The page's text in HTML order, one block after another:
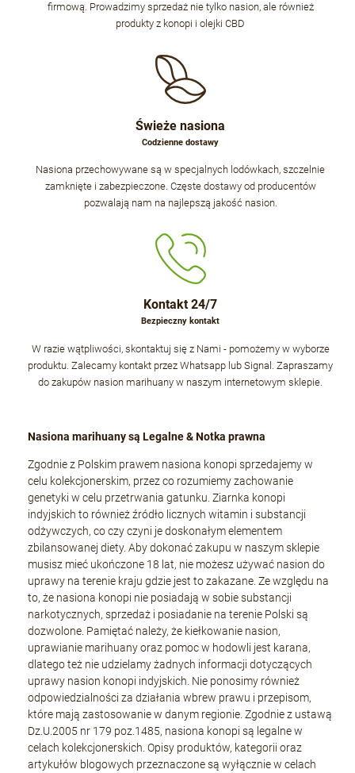
firmową. Prowadzimy sprzedaż nie tylko nasion, ale również
produkty z konopi i olejki CBD
Świeże nasiona
Codzienne dostawy
Nasiona przechowywane są w specjalnych lodówkach, szczelnie
zamknięte i zabezpieczone. Częste dostawy od producentów
pozwalają nam na najlepszą jakość nasion.
Kontakt 24/7
Bezpieczny kontakt
W razie wątpliwości, skontaktuj się z Nami - pomożemy w wyborze
produktu. Zalecamy kontakt przez Whatsapp lub Signal. Zapraszamy
do zakupów nasion marihuany w naszym internetowym sklepie.
Nasiona marihuany są Legalne & Notka prawna
Zgodnie z Polskim prawem nasiona konopi sprzedajemy w
celu kolekcjonerskim, przez co rozumiemy zachowanie
genetyki w celu przetrwania gatunku. Ziarnka konopi
indyjskich to również źródło licznych witamin i substancji
odżywczych, co czy czyni je doskonałym elementem
zbilansowanej diety. Aby dokonać zakupu w naszym sklepie
musisz mieć ukończone 18 lat, nie możesz używać nasion do
uprawy na terenie kraju gdzie jest to zakazane. Ze względu na
to, że nasiona konopi nie posiadają w sobie substancji
narkotycznych, sprzedaż i posiadanie na terenie Polski są
dozwolone. Pamiętać należy, że kiełkowanie nasion,
uprawianie marihuany oraz pomoc w hodowli jest karana,
dlatego też nie udzielamy żadnych informacji dotyczących
uprawy nasion konopi indyjskich. Nie ponosimy również
odpowiedzialności za działania wbrew prawu i przepisom,
które mają zastosowanie w danym regionie. Zgodnie z ustawą
Dz.U.2005 nr 179 poz.1485, nasiona konopi są legalne w
celach kolekcjonerskich. Opisy produktów, kategorii oraz
artykułów blogowych przeznaczone są wyłącznie w celach